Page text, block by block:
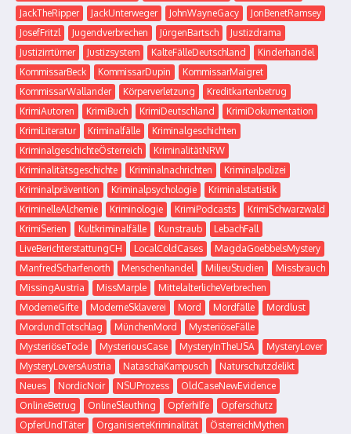
JackTheRipper
JackUnterweger JohnWayneGacy
JonBenetRamsey
JosefFritzl
Jugendverbrechen JürgenBartsch
Justizdrama
Justizirrtümer
Justizsystem KalteFälleDeutschland
Kinderhandel
KommissarBeck
KommissarDupin
KommissarMaigret
KommissarWallander
Körperverletzung
Kreditkartenbetrug
KrimiAutoren
KrimiBuch KrimiDeutschland
KrimiDokumentation
KrimiLiteratur
Kriminalfälle
Kriminalgeschichten
KriminalgeschichteÖsterreich
KriminalitätNRW
Kriminalitätsgeschichte
Kriminalnachrichten
Kriminalpolizei
Kriminalprävention
Kriminalpsychologie
Kriminalstatistik
KriminelleAlchemie
Kriminologie KrimiPodcasts
KrimiSchwarzwald
KrimiSerien
Kultkriminalfälle Kunstraub
LebachFall
LiveBerichterstattungCH
LocalColdCases
MagdaGoebbelsMystery
ManfredScharfenorth
Menschenhandel MilieuStudien
Missbrauch
MissingAustria
MissMarple
MittelalterlicheVerbrechen
ModerneGifte
ModerneSklaverei Mord Mordfälle
Mordlust
MordundTotschlag
MünchenMord
MysteriöseFälle
MysteriöseTode
MysteriousCase MysteryInTheUSA
MysteryLover
MysteryLoversAustria
NataschaKampusch
Naturschutzdelikt
Neues
NordicNoir NSUProzess
OldCaseNewEvidence
OnlineBetrug
OnlineSleuthing Opferhilfe
Opferschutz
OpferUndTäter
OrganisierteKriminalität
ÖsterreichMythen